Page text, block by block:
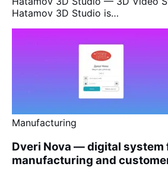
Hatamov 3D Studio is…
Manufacturing
Dveri Nova — digital system
manufacturing and